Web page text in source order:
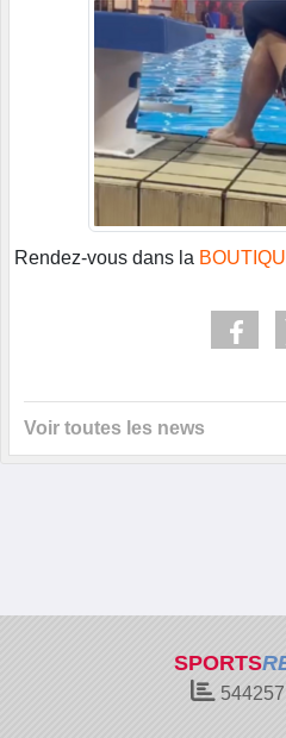
Rendez-vous dans la
Voir toutes les news
SPORTS
544257